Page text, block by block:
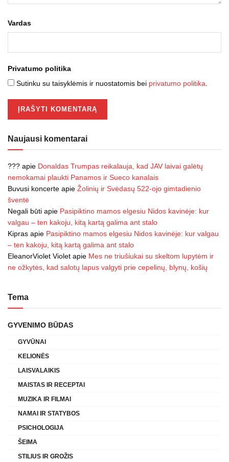
Vardas
Privatumo politika
Sutinku su taisyklėmis ir nuostatomis bei privatumo politika
Naujausi komentarai
??? apie Donaldas Trumpas reikalauja, kad JAV laivai galėtų
nemokamai plaukti Panamos ir Sueco kanalais
Buvusi koncerte apie Žolinių ir Svėdasų 522-ojo gimtadienio
šventė
Negali būti apie Pasipiktino mamos elgesiu Nidos kavinėje: kur
valgau – ten kakoju, kitą kartą galima ant stalo
Kipras apie Pasipiktino mamos elgesiu Nidos kavinėje: kur valgau
– ten kakoju, kitą kartą galima ant stalo
EleanorViolet Violet apie Mes ne triušiukai su skeltom lupytėm ir
ne ožkytės, kad salotų lapus valgyti prie cepelinų, blynų, košių
Tema
GYVENIMO BŪDAS
GYVŪNAI
KELIONĖS
LAISVALAIKIS
MAISTAS IR RECEPTAI
MUZIKA IR FILMAI
NAMAI IR STATYBOS
PSICHOLOGIJA
ŠEIMA
STILIUS IR GROŽIS